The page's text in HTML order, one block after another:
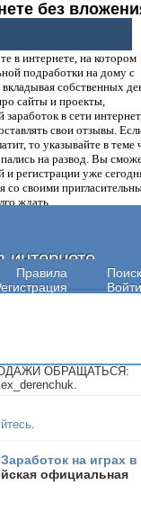
без
в интернете, на котором
подработки на дому с
собственных
сайты и проекты,
в сети
свои отзывы.
то указывайте в теме
на развод. Вы
и регистрации уже
со своими
ждать.
интернете
Правила
Поиск
Войти
ОБРАЩАТЬСЯ:
Заработок на играх в
официальная